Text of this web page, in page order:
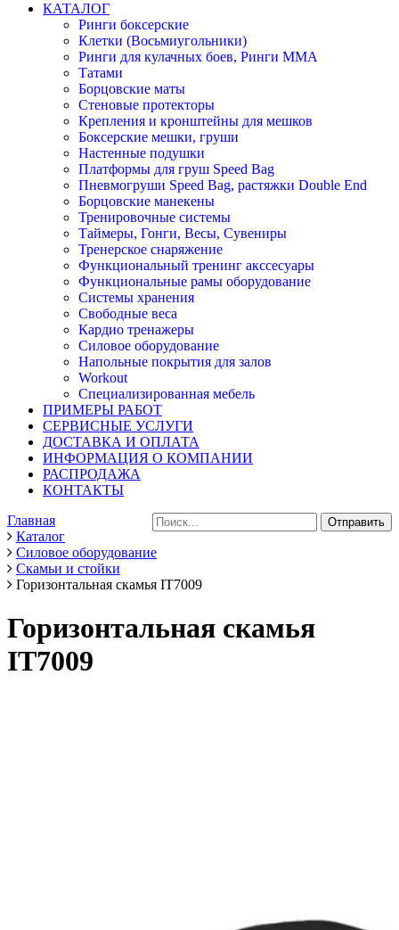
КАТАЛОГ
Ринги боксерские
Клетки (Восьмиугольники)
Ринги для кулачных боев, Ринги ММА
Татами
Борцовские маты
Стеновые протекторы
Крепления и кронштейны для мешков
Боксерские мешки, груши
Настенные подушки
Платформы для груш Speed Bag
Пневмогруши Speed Bag, растяжки Double End
Борцовские манекены
Тренировочные системы
Таймеры, Гонги, Весы, Сувениры
Тренерское снаряжение
Функциональный тренинг акссесуары
Функциональные рамы оборудование
Системы хранения
Свободные веса
Кардио тренажеры
Силовое оборудование
Напольные покрытия для залов
Workout
Специализированная мебель
ПРИМЕРЫ РАБОТ
СЕРВИСНЫЕ УСЛУГИ
ДОСТАВКА И ОПЛАТА
ИНФОРМАЦИЯ О КОМПАНИИ
РАСПРОДАЖА
КОНТАКТЫ
Главная
Каталог
Силовое оборудование
Скамьи и стойки
Горизонтальная скамья IT7009
Горизонтальная скамья
IT7009